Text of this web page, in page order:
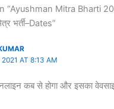
“Ayushman Mitra Bharti
भर्ती–Dates”
2021 AT 8:13 AM
कब से होगा और इसका